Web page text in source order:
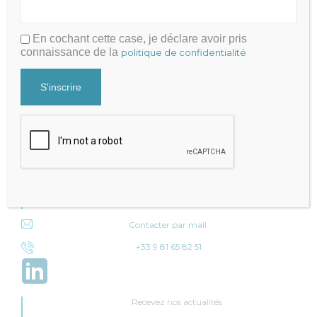
Politique de Confidentialité
Contacter par mail
+33 9 81 65 82 51
Recevez nos actualités
En cochant cette case, je déclare avoir pris
connaissance de la politique de confidentialité